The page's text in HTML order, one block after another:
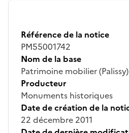
Référence de la notice
PM55001742
Nom de la base
Patrimoine mobilier (Palissy)
Producteur
Monuments historiques
Date de création de la
22 décembre 2011